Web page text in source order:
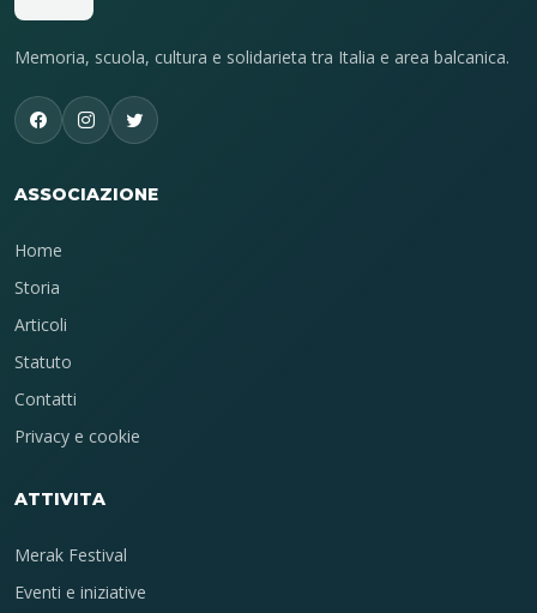
Memoria, scuola, cultura e solidarieta tra Italia e area balcanica.
ASSOCIAZIONE
Home
Storia
Articoli
Statuto
Contatti
Privacy e cookie
ATTIVITA
Merak Festival
Eventi e iniziative